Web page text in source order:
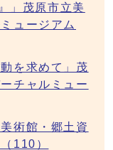
」茂原市立美
ュージアム
を求めて」茂
チャルミュー
術館・郷土資
110）